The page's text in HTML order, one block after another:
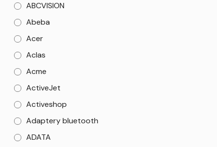
ABCVISION
Abeba
Acer
Aclas
Acme
ActiveJet
Activeshop
Adaptery bluetooth
ADATA